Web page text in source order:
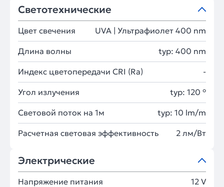
Светотехнические
Цвет свечения UVA | Ультрафиолет 400 nm
Длина волны typ: 400 nm
Индекс цветопередачи CRI (Ra) -
Угол излучения typ: 120 °
Световой поток на 1м typ: 10 lm/m
Расчетная световая эффективность 2 лм/Вт
Электрические
Напряжение питания 12 V